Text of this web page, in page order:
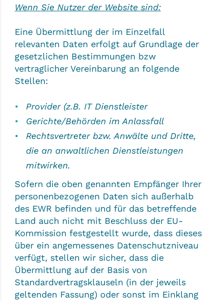
Wenn Sie Nutzer der Website sind:
Eine Übermittlung der im Einzelfall
relevanten Daten erfolgt auf Grundlage der
gesetzlichen Bestimmungen bzw
vertraglicher Vereinbarung an folgende
Stellen:
Provider (z.B. IT Dienstleister
Gerichte/Behörden im Anlassfall
Rechtsvertreter bzw. Anwälte und Dritte,
die an anwaltlichen Dienstleistungen
mitwirken.
Sofern die oben genannten Empfänger Ihrer
personenbezogenen Daten sich außerhalb
des EWR befinden und für das betreffende
Land auch nicht mit Beschluss der EU-
Kommission festgestellt wurde, dass dieses
über ein angemessenes Datenschutzniveau
verfügt, stellen wir sicher, dass die
Übermittlung auf der Basis von
Standardvertragsklauseln (in der jeweils
geltenden Fassung) oder sonst im Einklang